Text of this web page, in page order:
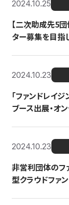
2024.10.25
【二次助成先5
ター募集を目指
2024.10.23
「ファンドレイ
ブース出展・オ
2024.10.23
非営利団体のフ
型クラウドファ